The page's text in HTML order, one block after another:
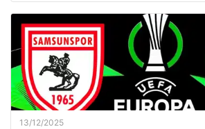
13/12/2025